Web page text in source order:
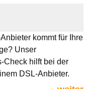
kommt für Ihre
Unser
Check hilft bei der
DSL-Anbieter.